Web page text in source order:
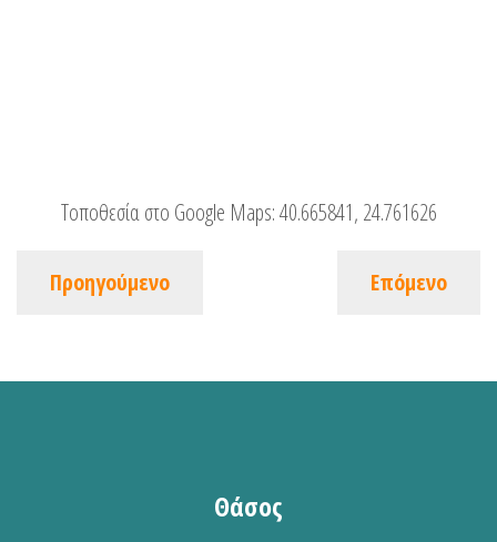
Τοποθεσία στο Google Maps:40.665841, 24.761626
Προηγούμενο Επόμενο
Θάσος